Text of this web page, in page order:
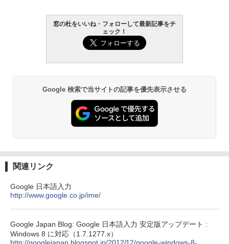
出す プロンプトの言葉 AI画像生成シリー
ズ (はぴーイラストLabo)
￥480
方 マニュアル AI副業にもコンテンツ作成
めのAIコーディング入門シリーズ
bデザイン入門講座［第2版］
Amazon Kindle - 目に優しい、かさばら
ない、大きな画面で読みやすい、6週間持
続バッテリー、6インチディスプレイ電子
書籍リーダー、ブラック、16GB、広告な
し
ション (32GB) 7インチディスプレイ、明
るさ自動調整、色調調節ライト、12週間
持続バッテリー、広告なし、メタリック
イ、色調調節ライト、最大8週間持続バッ
￥39,980
窓の杜をいいね・フォローして最新記事をチ
ェック！
Google 検索で当サイトの記事を優先表示させる
関連リンク
Google 日本語入力
http://www.google.co.jp/ime/
Google Japan Blog: Google 日本語入力 安定版アップデート :
Windows 8 に対応（1.7.1277.x）